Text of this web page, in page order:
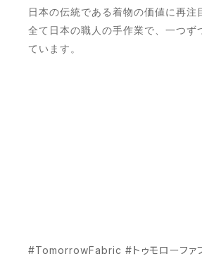
日本の伝統である着物の価値に再注
全て日本の職人の手作業で、一つず
ています。
#TomorrowFabric #トゥモローファ